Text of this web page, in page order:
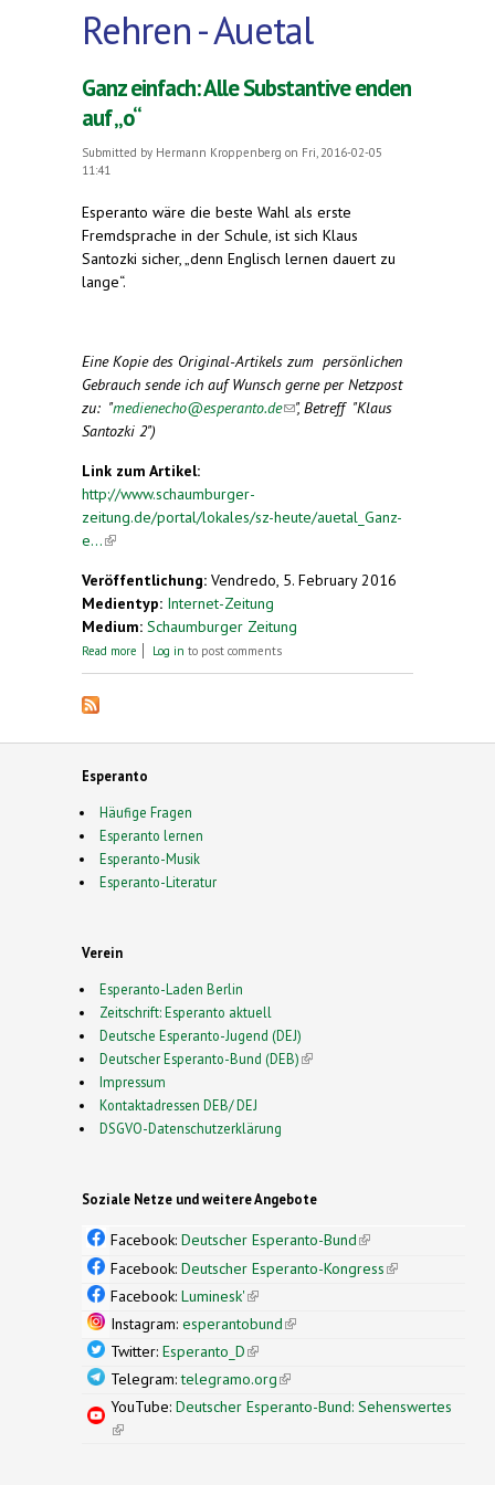
Rehren - Auetal
Ganz einfach: Alle Substantive enden
auf „o“
Submitted by Hermann Kroppenberg on Fri, 2016-02-05
11:41
Esperanto wäre die beste Wahl als erste
Fremdsprache in der Schule, ist sich Klaus
Santozki sicher, „denn Englisch lernen dauert zu
lange“.
Eine Kopie des Original-Artikels zum persönlichen
Gebrauch sende ich auf Wunsch gerne per Netzpost
zu: "medienecho@esperanto.de(link sends e-mail)
", Betreff "Klaus
Santozki 2")
Link zum Artikel:
http://www.schaumburger-
zeitung.de/portal/lokales/sz-heute/auetal_Ganz-
e...(link is external)
Veröffentlichung: Vendredo, 5. February 2016
Medientyp: Internet-Zeitung
Medium: Schaumburger Zeitung
Read more about Ganz einfach: Alle Substantive enden auf „o“
Log in to post comments
Esperanto
Häufige Fragen
Esperanto lernen
Esperanto-Musik
Esperanto-Literatur
Verein
Esperanto-Laden Berlin
Zeitschrift: Esperanto aktuell
Deutsche Esperanto-Jugend (DEJ)
Deutscher Esperanto-Bund (DEB)(link is external)
Impressum
Kontaktadressen DEB/ DEJ
DSGVO-Datenschutzerklärung
Soziale Netze und weitere Angebote
Facebook: Deutscher Esperanto-Bund(link is
external)
Facebook: Deutscher Esperanto-Kongress(link is
Facebook: Luminesk'(link is external)
Instagram: esperantobund(link is external)
Twitter: Esperanto_D(link is external)
Telegram:telegramo.org(link is external)
YouTube: Deutscher Esperanto-Bund: Sehenswertes
(link is external)